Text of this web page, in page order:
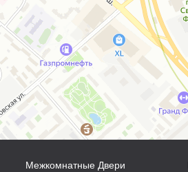
Межкомнатные Двери